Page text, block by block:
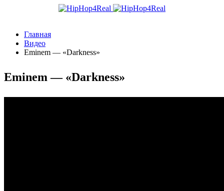
Главная
Видео
Eminem — «Darkness»
Eminem — «Darkness»